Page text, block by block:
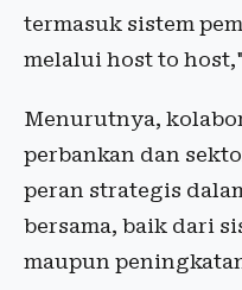
termasuk sistem
melalui host to
Menurutnya,
perbankan dan
peran strategis
bersama, baik dari
maupun